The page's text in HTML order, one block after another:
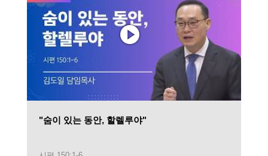
"숨이 있는 동안, 할렐루야"